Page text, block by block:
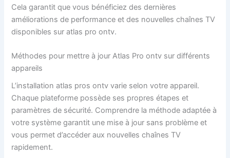
Cela garantit que vous bénéficiez des dernières
améliorations de performance et des nouvelles chaînes TV
disponibles sur atlas pro ontv.
Méthodes pour mettre à jour Atlas Pro ontv sur différents
appareils
L’installation atlas pros ontv varie selon votre appareil.
Chaque plateforme possède ses propres étapes et
paramètres de sécurité. Comprendre la méthode adaptée à
votre système garantit une mise à jour sans problème et
vous permet d’accéder aux nouvelles chaînes TV
rapidement.